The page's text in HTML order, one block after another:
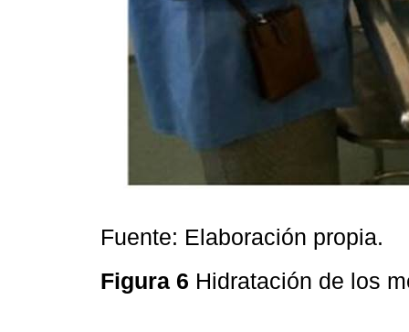
Fuente: Elaboración propia.
Figura 6 Hidratación de los